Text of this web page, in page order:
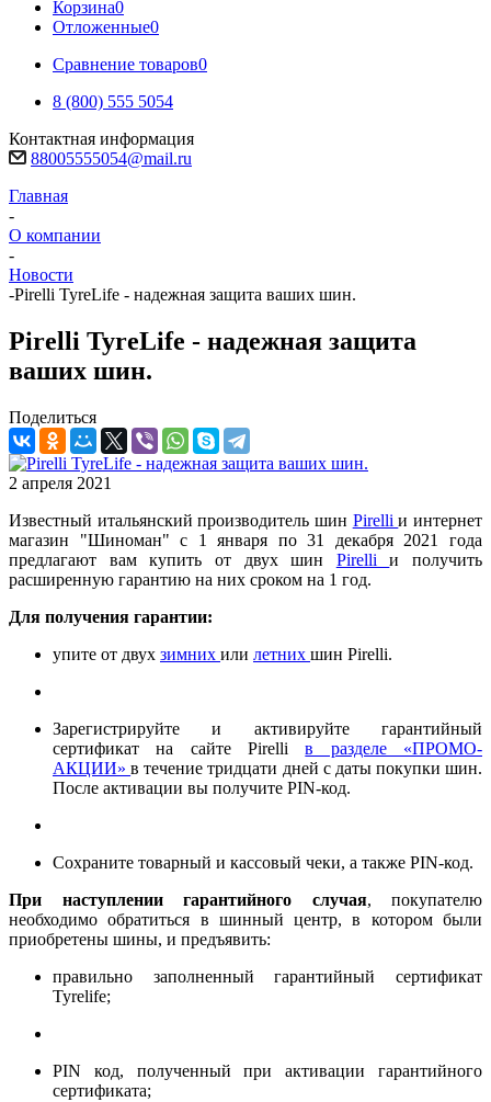
Корзина0
Отложенные0
Сравнение товаров0
8 (800) 555 5054
Контактная информация
88005555054@mail.ru
Главная
-
О компании
-
Новости
-Pirelli TyreLife - надежная защита ваших шин.
Pirelli TyreLife - надежная защита
ваших шин.
Поделиться
2 апреля 2021
Известный итальянский производитель шин Pirelliи интернет
магазин "Шиноман" с 1 января по 31 декабря 2021 года
предлагают вам купить от двух шин Pirelliи получить
расширенную гарантию на них сроком на 1 год.
Для получения гарантии:
упите от двух зимних или летних шин Pirelli.
Зарегистрируйте и активируйте гарантийный
сертификат на сайте Pirelliв разделе «ПРОМО-
АКЦИИ»в течение тридцати дней с даты покупки шин.
После активации вы получите PIN-код.
Сохраните товарный и кассовый чеки, а также PIN-код.
При наступлении гарантийного случая, покупателю
необходимо обратиться в шинный центр, в котором были
приобретены шины, и предъявить:
правильно заполненный гарантийный сертификат
Tyrelife;
PIN код, полученный при активации гарантийного
сертификата;